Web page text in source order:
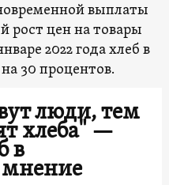
выплаты
рост цен на товары
2022 года хлеб в
30 процентов.
люди, тем
хлеба" —
в